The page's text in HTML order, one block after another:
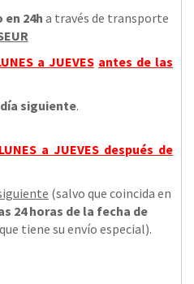
en 24h a través de transporte
a JUEVES antes de las
siguiente.
LUNES a JUEVES después de
(salvo que coincida en
24 horas de la fecha de
tiene su envío especial).